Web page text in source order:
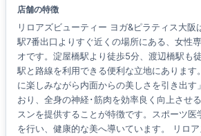
店舗の特徴
リロアズビューティー ヨガ&ピラティス大阪
駅7番出口よりすぐ近くの場所にある、女性
オです。淀屋橋駅より徒歩5分、渡辺橋駅も
駅と路線を利用できる便利な立地にあります
に楽しみながら内面からの美しさを引き出す
おり、全身の神経･筋肉を効率良く向上させ
スンを提供することが特徴です。スポーツ医
を行い、健康的な美へ導いています。 リロ